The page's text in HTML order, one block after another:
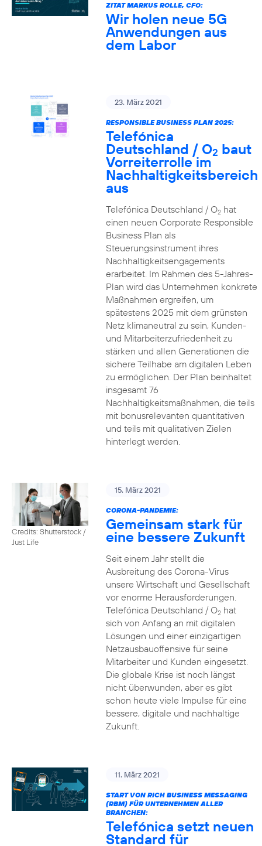
ZITAT MARKUS ROLLE, CFO:
Wir holen neue 5G
Anwendungen aus
dem Labor
23. März 2021
RESPONSIBLE BUSINESS PLAN 2025:
Telefónica
Deutschland / O2 baut
Vorreiterrolle im
Nachhaltigkeitsbereich
aus
Telefónica Deutschland / O2hat
einen neuen Corporate Responsible
Business Plan als
Steuerungsinstrument ihres
Nachhaltigkeitsengagements
erarbeitet. Im Rahmen des 5-Jahres-
Plan wird das Unternehmen konkrete
Maßnahmen ergreifen, um
spätestens 2025 mit dem grünsten
Netz klimaneutral zu sein, Kunden-
und Mitarbeiterzufriedenheit zu
stärken und allen Generationen die
sichere Teilhabe am digitalen Leben
zu ermöglichen. Der Plan beinhaltet
insgesamt 76
Nachhaltigkeitsmaßnahmen, die teils
mit bonusrelevanten quantitativen
und teils mit qualitativen Zielen
hinterlegt werden.
Credits: Shutterstock /
Just Life
15. März 2021
CORONA-PANDEMIE:
Gemeinsam stark für
eine bessere Zukunft
Seit einem Jahr stellt die
Ausbreitung des Corona-Virus
unsere Wirtschaft und Gesellschaft
vor enorme Herausforderungen.
Telefónica Deutschland / O2hat
sich von Anfang an mit digitalen
Lösungen und einer einzigartigen
Netzausbauoffensive für seine
Mitarbeiter und Kunden eingesetzt.
Die globale Krise ist noch längst
nicht überwunden, aber es gibt
schon heute viele Impulse für eine
bessere, digitale und nachhaltige
Zukunft.
11. März 2021
START VON RICH BUSINESS MESSAGING
(RBM) FÜR UNTERNEHMEN ALLER
BRANCHEN:
Telefónica setzt neuen
Standard für